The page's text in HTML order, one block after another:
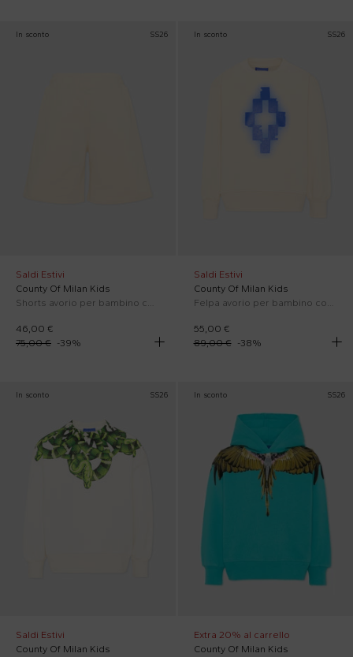
In sconto SS26
Saldi Estivi
County Of Milan Kids
Shorts avorio per bambino con logo
46,00 €
75,00 € -39%
In sconto SS26
Saldi Estivi
County Of Milan Kids
Felpa avorio per bambino con logo
55,00 €
89,00 €
-38%
In sconto SS26
Saldi Estivi
County Of Milan Kids
In sconto SS26
Extra 20% al carrello
County Of Milan Kids